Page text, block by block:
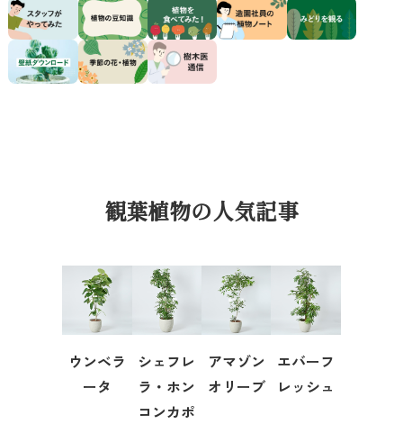
観葉植物の人気記事
ウンベラ
ータ
シェフレ
ラ・ホン
コンカポ
アマゾン
オリーブ
エバーフ
レッシュ